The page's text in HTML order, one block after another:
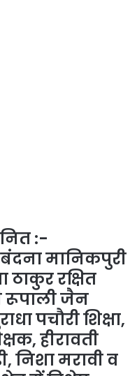
:-
मानिकपुरी
ठाकुर रक्षित
रूपाली जैन
पचौरी शिक्षा,
हीरावती
निशा मरावी व